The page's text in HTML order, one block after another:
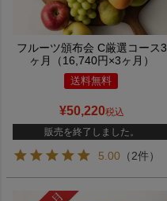
フルーツ頒布会 C厳選コース3
ヶ月（16,740円×3ヶ月）
送料無料
¥50,220税込
販売を終了しました。
5.00 （2件）